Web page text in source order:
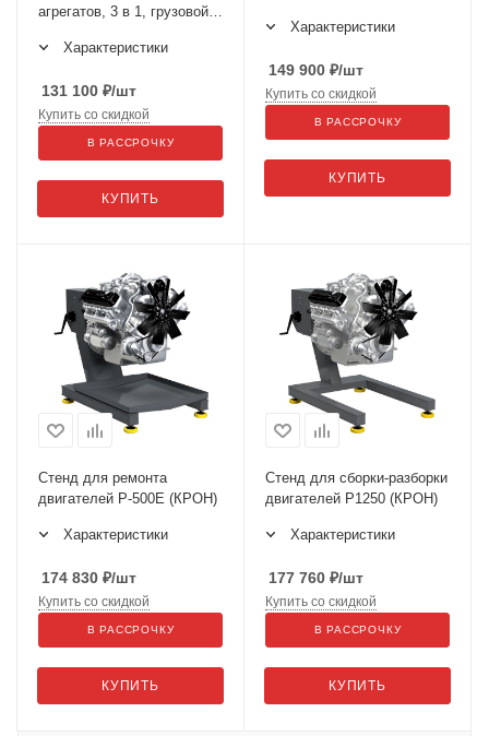
агрегатов, 3 в 1, грузовой с
кронштейном N30120R
Характеристики
131 100 ₽/шт
КУПИТЬ
Купить со скидкой
В РАССРОЧКУ
Характеристики
149 900 ₽/шт
КУПИТЬ
Купить со скидкой
В РАССРОЧКУ
Стенд для ремонта
двигателей Р-500Е (КРОН)
Характеристики
174 830 ₽/шт
КУПИТЬ
Купить со скидкой
В РАССРОЧКУ
Стенд для сборки-разборки
двигателей Р1250 (КРОН)
Характеристики
177 760 ₽/шт
КУПИТЬ
Купить со скидкой
В РАССРОЧКУ